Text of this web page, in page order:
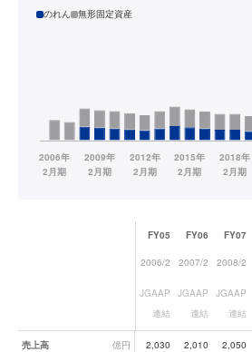
のれん 無形固定資産
業績データ一覧
FY05 FY06 FY07
2006/2 2007/2 2008/2
JGAAP
連結
JGAAP
連結
JGAAP
連結
売上高 億円 2,030 2,010 2,050